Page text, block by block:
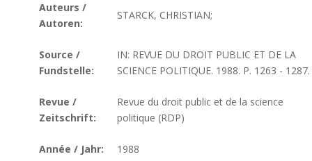
Auteurs /
Autoren:
STARCK, CHRISTIAN;
Source /
Fundstelle:
IN: REVUE DU DROIT PUBLIC ET DE LA
SCIENCE POLITIQUE. 1988. P. 1263 - 1287.
Revue /
Zeitschrift:
Revue du droit public et de la science
politique (RDP)
Année / Jahr: 1988